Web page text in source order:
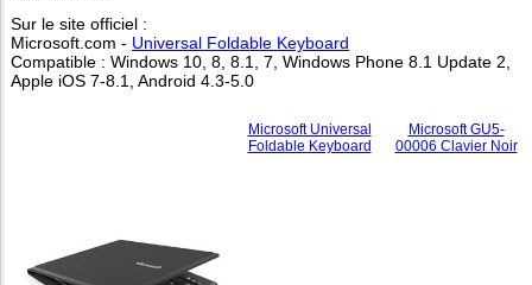
Sur le site officiel :
Microsoft.com - Universal Foldable Keyboard
Compatible : Windows 10, 8, 8.1, 7, Windows Phone 8.1 Update 2,
Apple iOS 7-8.1, Android 4.3-5.0
Microsoft Universal
Foldable Keyboard
Microsoft GU5-
00006 Clavier Noir